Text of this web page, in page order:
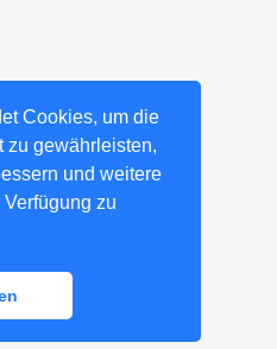
Cookies, um die
zu gewährleisten,
und weitere
zu